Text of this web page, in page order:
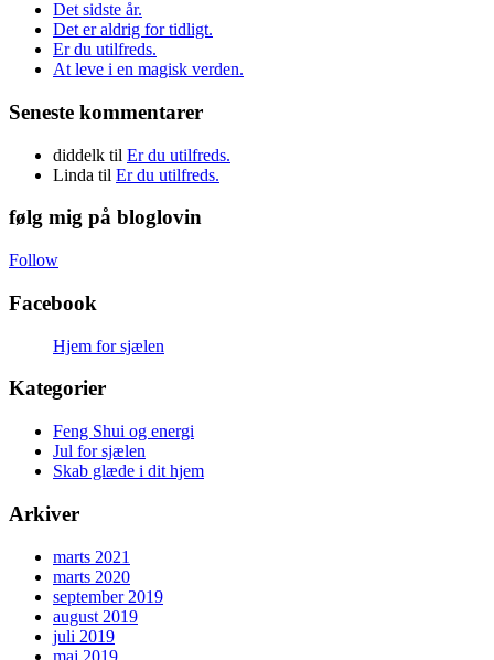
Det sidste år.
Det er aldrig for tidligt.
Er du utilfreds.
At leve i en magisk verden.
Seneste kommentarer
diddelk til Er du utilfreds.
Linda til Er du utilfreds.
følg mig på bloglovin
Follow
Facebook
Hjem for sjælen
Kategorier
Feng Shui og energi
Jul for sjælen
Skab glæde i dit hjem
Arkiver
marts 2021
marts 2020
september 2019
august 2019
juli 2019
maj 2019